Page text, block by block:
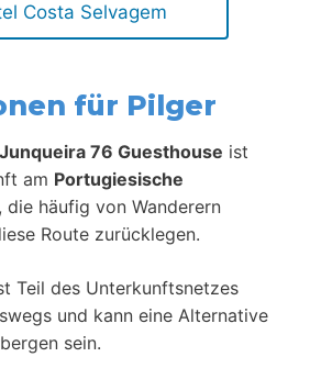
Costa Selvagem
für Pilger
76 Guesthouse ist
am Portugiesische
, die häufig von Wanderern
Route zurücklegen.
Teil des Unterkunftsnetzes
und kann eine Alternative
sein.